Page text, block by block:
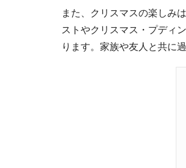
また、クリスマスの楽しみ
ストやクリスマス・プディ
ります。家族や友人と共に